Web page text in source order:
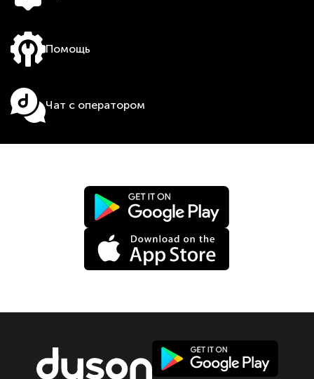
Помощь
Чат с оператором